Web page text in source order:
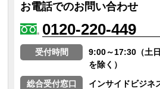
お電話でのお問い合わせ
0120-220-449
受付時間
9:00～17:30（土
を除く）
総合受付窓口
インサイドビジネ